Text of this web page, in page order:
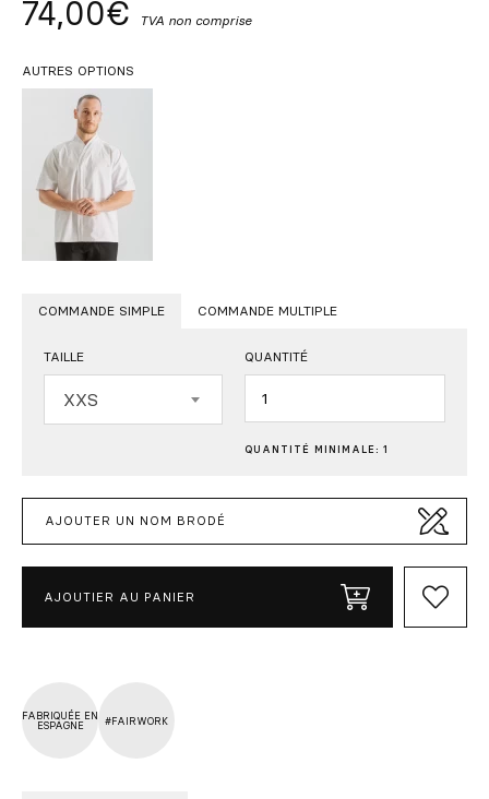
74,00€ TVA non comprise
AUTRES OPTIONS
COMMANDE SIMPLE COMMANDE MULTIPLE
TAILLE
XXS
QUANTITÉ
QUANTITÉ MINIMALE: 1
AJOUTER UN NOM BRODÉ
AJOUTIER AU PANIER
FABRIQUÉE EN
ESPAGNE
#FAIRWORK